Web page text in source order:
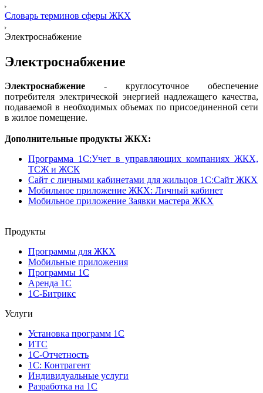
Словарь терминов сферы ЖКХ
Электроснабжение
Электроснабжение
Электроснабжение - круглосуточное обеспечение
потребителя электрической энергией надлежащего качества,
подаваемой в необходимых объемах по присоединенной сети
в жилое помещение.
Дополнительные продукты ЖКХ:
Программа 1C:Учет в управляющих компаниях ЖКХ,
ТСЖ и ЖСК
Сайт с личными кабинетами для жильцов 1С:Сайт ЖКХ
Мобильное приложение ЖКХ: Личный кабинет
Мобильное приложение Заявки мастера ЖКХ
Продукты
Программы для ЖКХ
Мобильные приложения
Программы 1С
Аренда 1С
1С-Битрикс
Услуги
Установка программ 1С
ИТС
1С-Отчетность
1С: Контрагент
Индивидуальные услуги
Разработка на 1С